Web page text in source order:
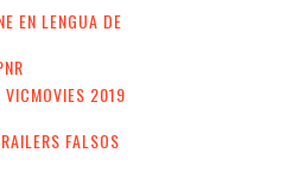
EN LENGUA DE
VICMOVIES 2019
FALSOS